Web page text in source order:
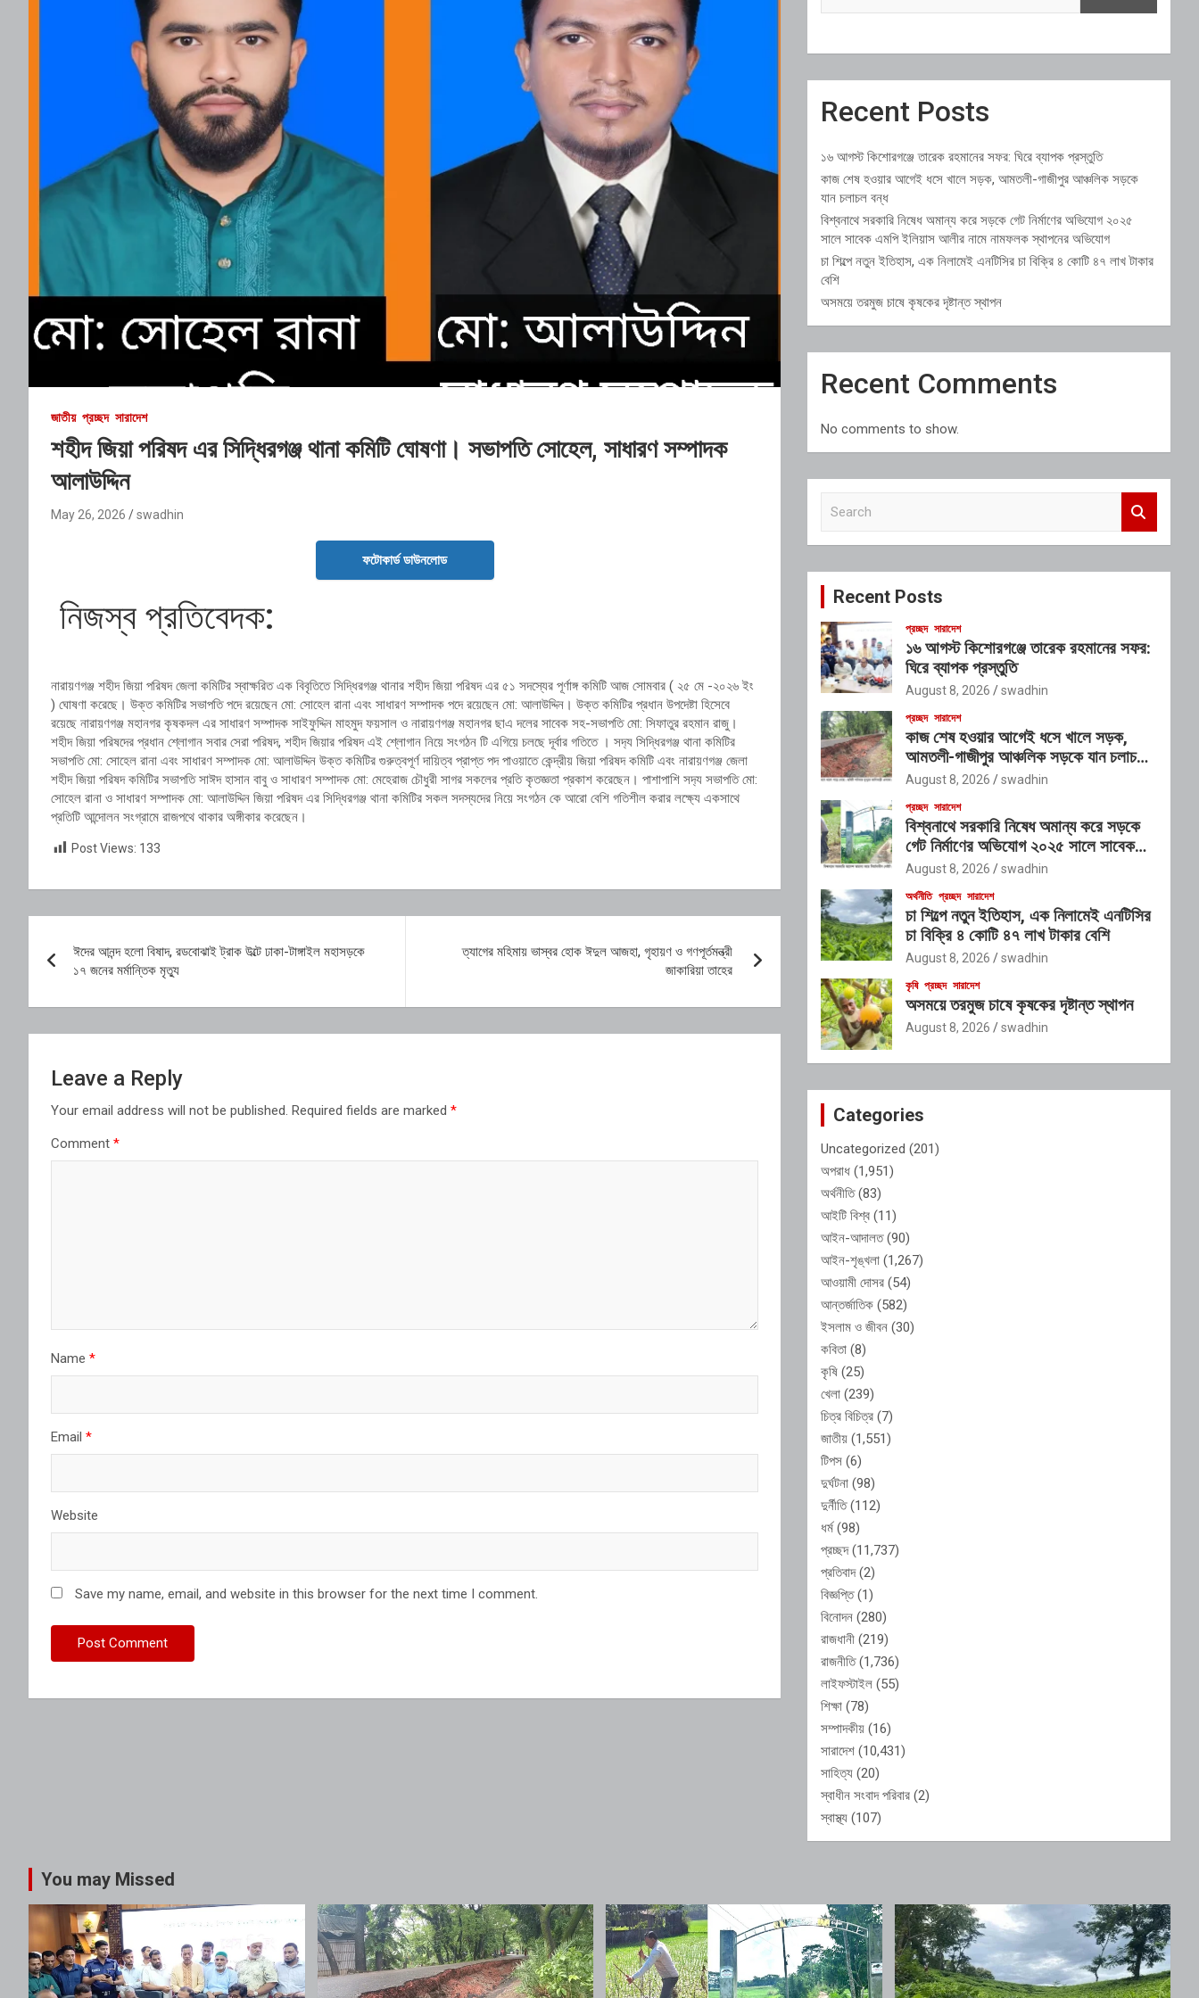
জাতীয় প্রচ্ছদ সারাদেশ
শহীদ জিয়া পরিষদ এর সিদ্ধিরগঞ্জ থানা কমিটি ঘোষণা। সভাপতি সোহেল, সাধারণ সম্পাদক
আলাউদ্দিন
May 26, 2026 swadhin
ফটোকার্ড ডাউনলোড
‎ নিজস্ব প্রতিবেদক:
‎নারায়ণগঞ্জ শহীদ জিয়া পরিষদ জেলা কমিটির স্বাক্ষরিত এক বিবৃতিতে সিদ্ধিরগঞ্জ থানার শহীদ জিয়া পরিষদ এর ৫১ সদস্যের পূর্ণাঙ্গ কমিটি আজ সোমবার ( ২৫ মে -২০২৬ ইং
) ঘোষণা করেছে। উক্ত কমিটির সভাপতি পদে রয়েছেন মো: সোহেল রানা এবং সাধারণ সম্পাদক পদে রয়েছেন মো: আলাউদ্দিন। উক্ত কমিটির প্রধান উপদেষ্টা হিসেবে
রয়েছে নারায়ণগঞ্জ মহানগর কৃষকদল এর সাধারণ সম্পাদক সাইফুদ্দিন মাহমুদ ফয়সাল ও নারায়ণগঞ্জ মহানগর ছাএ দলের সাবেক সহ-সভাপতি মো: সিফাতুর রহমান রাজু।
শহীদ জিয়া পরিষদের প্রধান শ্লোগান সবার সেরা পরিষদ, শহীদ জিয়ার পরিষদ এই শ্লোগান নিয়ে সংগঠন টি এগিয়ে চলছে দূর্বার গতিতে । সদ‍্য সিদ্ধিরগঞ্জ থানা কমিটির
সভাপতি মো: সোহেল রানা এবং সাধারণ সম্পাদক মো: আলাউদ্দিন উক্ত কমিটির গুরুত্বপূর্ণ দায়িত্ব প্রাপ্ত পদ পাওয়াতে কেন্দ্রীয় জিয়া পরিষদ কমিটি এবং নারায়ণগঞ্জ জেলা
শহীদ জিয়া পরিষদ কমিটির সভাপতি সাঈদ হাসান বাবু ও সাধারণ সম্পাদক মো: মেহেরাজ চৌধুরী সাগর সকলের প্রতি কৃতজ্ঞতা প্রকাশ করেছেন। পাশাপাশি সদ‍্য সভাপতি মো:
সোহেল রানা ও সাধারণ সম্পাদক মো: আলাউদ্দিন জিয়া পরিষদ এর সিদ্ধিরগঞ্জ থানা কমিটির সকল সদস্যদের নিয়ে সংগঠন কে আরো বেশি গতিশীল করার লক্ষ্যে একসাথে
প্রতিটি আন্দোলন সংগ্রামে রাজপথে থাকার অঙ্গীকার করেছেন।
Post Views: 133
navigation
ঈদের আনন্দ হলো বিষাদ, রডবোঝাই ট্রাক উল্টে ঢাকা-টাঙ্গাইল মহাসড়কে
১৭ জনের মর্মান্তিক মৃত্যু
ত্যাগের মহিমায় ভাস্বর হোক ঈদুল আজহা, গৃহায়ণ ও গণপূর্তমন্ত্রী
জাকারিয়া তাহের
Leave a Reply
Your email address will not be published. Required fields are marked *
Comment *
Name *
Email *
Website
Save my name, email, and website in this browser for the next time I comment.
Recent Posts
১৬ আগস্ট কিশোরগঞ্জে তারেক রহমানের সফর: ঘিরে ব্যাপক প্রস্তুতি
কাজ শেষ হওয়ার আগেই ধসে খালে সড়ক, আমতলী-গাজীপুর আঞ্চলিক সড়কে
যান চলাচল বন্ধ
বিশ্বনাথে সরকারি নিষেধ অমান্য করে সড়কে গেট নির্মাণের অভিযোগ ২০২৫
সালে সাবেক এমপি ইলিয়াস আলীর নামে নামফলক স্থাপনের অভিযোগ
চা শিল্পে নতুন ইতিহাস, এক নিলামেই এনটিসির চা বিক্রি ৪ কোটি ৪৭ লাখ টাকার
বেশি
অসময়ে তরমুজ চাষে কৃষকের দৃষ্টান্ত স্থাপন
Recent Comments
No comments to show.
c
Recent Posts
প্রচ্ছদ সারাদেশ
১৬ আগস্ট কিশোরগঞ্জে তারেক রহমানের সফর:
ঘিরে ব্যাপক প্রস্তুতি
August 8, 2026 swadhin
প্রচ্ছদ সারাদেশ
কাজ শেষ হওয়ার আগেই ধসে খালে সড়ক,
আমতলী-গাজীপুর আঞ্চলিক সড়কে যান চলাচল
বন্ধ
August 8, 2026 swadhin
প্রচ্ছদ সারাদেশ
বিশ্বনাথে সরকারি নিষেধ অমান্য করে সড়কে
গেট নির্মাণের অভিযোগ ২০২৫ সালে সাবেক
এমপি ইলিয়াস আলীর নামে নামফলক স্থাপনের
অভিযোগ
August 8, 2026 swadhin
অর্থনীতি প্রচ্ছদ সারাদেশ
চা শিল্পে নতুন ইতিহাস, এক নিলামেই এনটিসির
চা বিক্রি ৪ কোটি ৪৭ লাখ টাকার বেশি
August 8, 2026 swadhin
কৃষি প্রচ্ছদ সারাদেশ
অসময়ে তরমুজ চাষে কৃষকের দৃষ্টান্ত স্থাপন
August 8, 2026 swadhin
Categories
Uncategorized (201)
অপরাধ (1,951)
অর্থনীতি(83)
আইটি বিশ্ব (11)
আইন-আদালত(90)
আইন-শৃঙ্খলা (1,267)
আওয়ামী দোসর (54)
আন্তর্জাতিক (582)
ইসলাম ও জীবন (30)
কবিতা (8)
কৃষি (25)
খেলা (239)
চিত্র বিচিত্র (7)
জাতীয় (1,551)
টিপস (6)
দুর্ঘটনা (98)
দুর্নীতি(112)
ধর্ম(98)
প্রচ্ছদ(11,737)
প্রতিবাদ(2)
বিজ্ঞপ্তি(1)
বিনোদন (280)
রাজধানী (219)
রাজনীতি(1,736)
লাইফস্টাইল (55)
শিক্ষা (78)
সম্পাদকীয় (16)
সারাদেশ (10,431)
সাহিত্য (20)
স্বাধীন সংবাদ পরিবার (2)
স্বাস্থ্য (107)
You may Missed